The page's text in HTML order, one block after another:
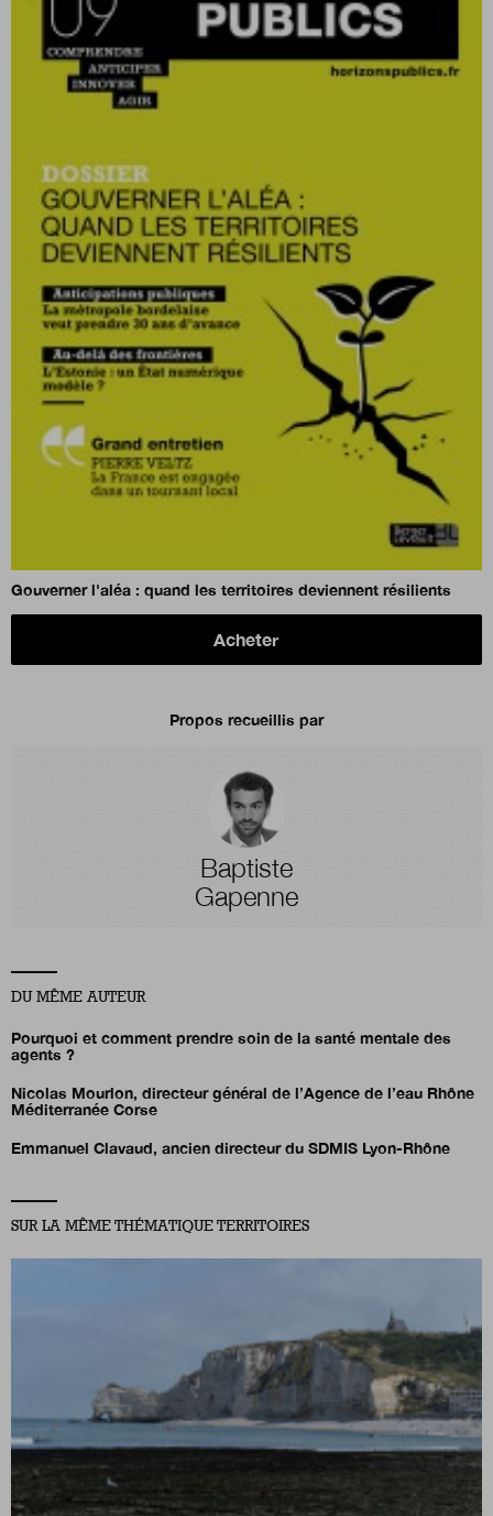
Gouverner l'aléa : quand les territoires deviennent résilients
Acheter
Propos recueillis par
Baptiste
Gapenne
DU MÊME AUTEUR
Pourquoi et comment prendre soin de la santé mentale des
agents ?
Nicolas Mourlon, directeur général de l’Agence de l’eau Rhône
Méditerranée Corse
Emmanuel Clavaud, ancien directeur du SDMIS Lyon-Rhône
SUR LA MÊME THÉMATIQUE TERRITOIRES